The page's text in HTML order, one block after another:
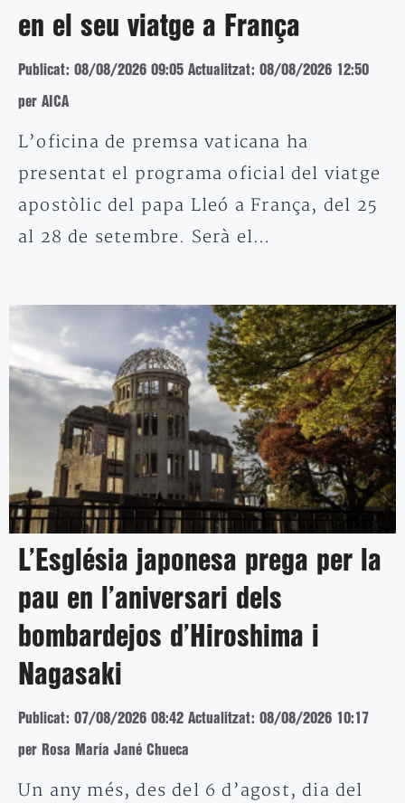
en el seu viatge a França
Publicat: 08/08/2026 09:05 Actualitzat: 08/08/2026 12:50
per AICA
L’oficina de premsa vaticana ha
presentat el programa oficial del viatge
apostòlic del papa Lleó a França, del 25
al 28 de setembre. Serà el…
L’Església japonesa prega per la
pau en l’aniversari dels
bombardejos d’Hiroshima i
Nagasaki
Publicat: 07/08/2026 08:42 Actualitzat: 08/08/2026 10:17
per Rosa María Jané Chueca
Un any més, des del 6 d’agost, dia del